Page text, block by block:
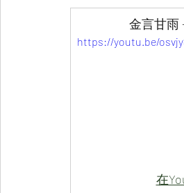
金言甘雨
https://youtu.be/
在